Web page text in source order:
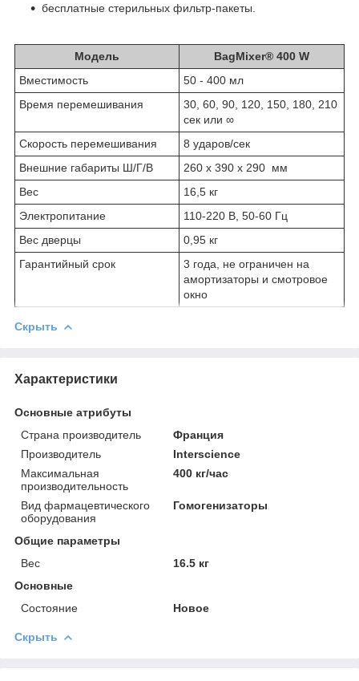
бесплатные стерильных фильтр-пакеты.
Модель
BagMixer® 400 W
Вместимость
50 - 400 мл
Время перемешивания
30, 60, 90, 120, 150, 180, 210
сек или ∞
Скорость перемешивания
8 ударов/сек
Внешние габариты Ш/Г/В
260 x 390 x 290 мм
Вес
16,5 кг
Электропитание
110-220 В, 50-60 Гц
Вес дверцы
0,95 кг
Гарантийный срок
3 года, не ограничен на
амортизаторы и смотровое
окно
Скрыть
Характеристики
Основные атрибуты
Страна производитель
Франция
Производитель
Interscience
Максимальная
производительность
400 кг/час
Вид фармацевтического
оборудования
Гомогенизаторы
Общие параметры
Вес
16.5 кг
Основные
Состояние
Новое
Скрыть